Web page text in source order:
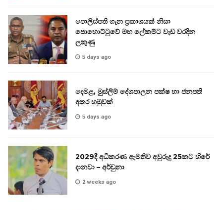
පොලිස්පති ගැන ප්‍රකාශයක් නිසා
පොහොට්ටුවේ මහ ලේකම්ට වැඩ වරදින
ලකුණු
5 days ago
දෙමළ, මුස්ලිම් දේශපාලන පක්ෂ හා ජනපති
අතර හමුවක්
5 days ago
2029දී අධිකරණ ඇමතිව අවුරුදු 25කට හිරේ
දානවා – අර්චුනා
2 weeks ago